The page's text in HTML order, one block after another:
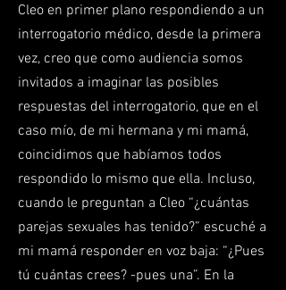
Cleo en primer plano respondiendo a un
interrogatorio médico, desde la primera
vez, creo que como audiencia somos
invitados a imaginar las posibles
respuestas del interrogatorio, que en el
caso mío, de mi hermana y mi mamá,
coincidimos que habíamos todos
respondido lo mismo que ella. Incluso,
cuando le preguntan a Cleo “¿cuántas
parejas sexuales has tenido?” escuché a
mi mamá responder en voz baja: “¿Pues
tú cuántas crees? -pues una”. En la